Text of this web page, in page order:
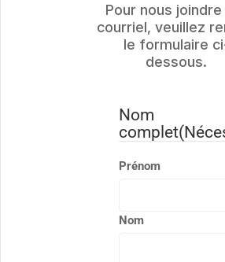
Pour nous
courriel, veuillez
le formulaire
dessous.
Nom
complet
Prénom
Nom